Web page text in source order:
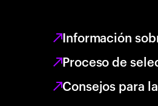
Información
Proceso de
Consejos para